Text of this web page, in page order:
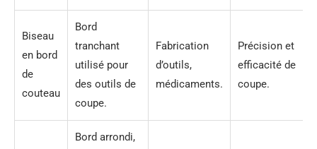
Biseau
en bord
de
couteau
Bord
tranchant
utilisé pour
des outils de
coupe.
Fabrication
d’outils,
médicaments.
Précision et
efficacité de
coupe.
Bord arrondi,